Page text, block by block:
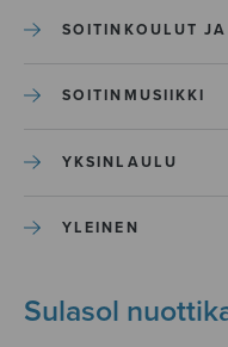
SOITINKOULUT
SOITINMUSIIKKI
YKSINLAULU
YLEINEN
Sulasol